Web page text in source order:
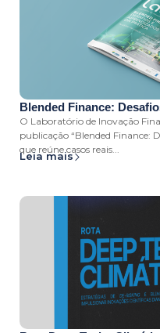
Blended Finance:
O Laboratório de Inovação
publicação “Blended Finance:
que reúne casos reais...
Leia mais